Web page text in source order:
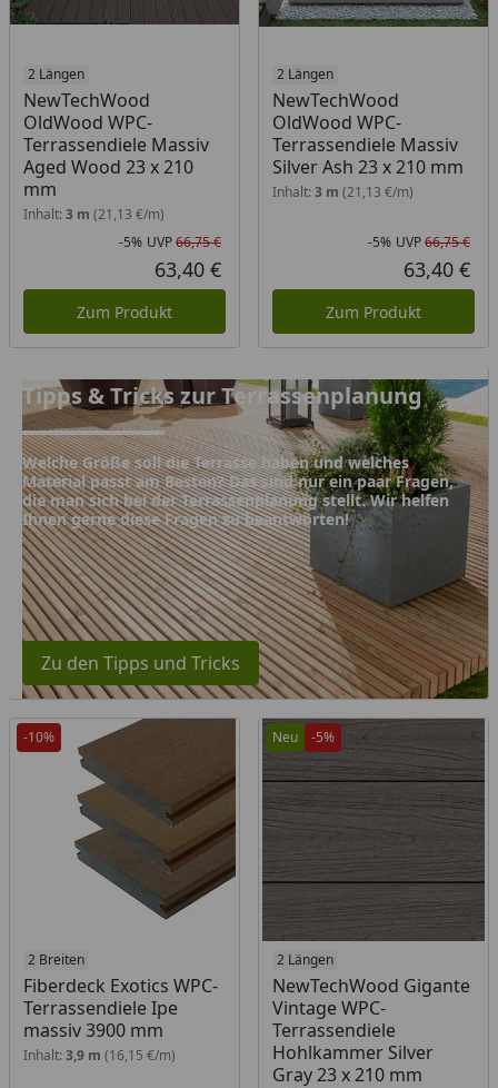
2 Längen
NewTechWood
OldWood WPC-
Terrassendiele Massiv
Aged Wood 23 x 210
mm
Inhalt: 3 m (21,13 €/m)
Rabatt in Prozent
-5%
Ursprünglicher Preis
UVP66,75 €
Aktueller Preis
63,40 €
Zum Produkt
2 Längen
NewTechWood
OldWood WPC-
Terrassendiele Massiv
Silver Ash 23 x 210 mm
Inhalt: 3 m (21,13 €/m)
-5% UVP66,75 €
63,40 €
Zum Produkt
Tipps & Tricks zur Terrassenplanung
Tipps & Tricks zur Terrassenplanung
Welche Größe soll die Terrasse haben und welches
Material passt am Besten? Das sind nur ein paar Fragen,
die man sich bei der Terrassenplanung stellt. Wir helfen
Ihnen gerne diese Fragen zu beantworten!
Zu den Tipps und Tricks
-10%
2 Breiten
Fiberdeck Exotics WPC-
Terrassendiele Ipe
massiv 3900 mm
Inhalt: 3,9 m (16,15 €/m)
Neu -5%
2 Längen
NewTechWood Gigante
Vintage WPC-
Terrassendiele
Hohlkammer Silver
Gray 23 x 210 mm